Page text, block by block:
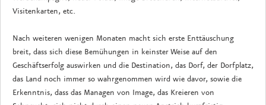
Visitenkarten, etc.
Nach weiteren wenigen Monaten macht sich erste Enttäuschung
breit, dass sich diese Bemühungen in keinster Weise auf den
Geschäftserfolg auswirken und die Destination, das Dorf, der Dorfplatz,
das Land noch immer so wahrgenommen wird wie davor, sowie die
Erkenntnis, dass das Managen von Image, das Kreieren von